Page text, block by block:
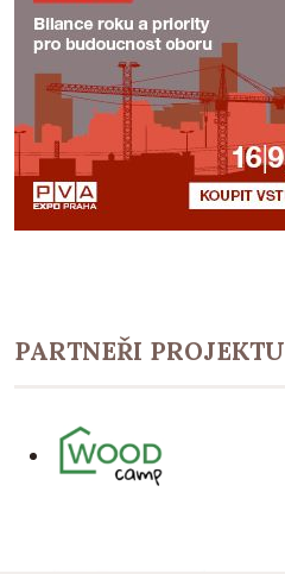
PARTNEŘI PROJEKTU